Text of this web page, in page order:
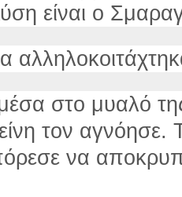
είναι ο
στο μυαλό
τον
να